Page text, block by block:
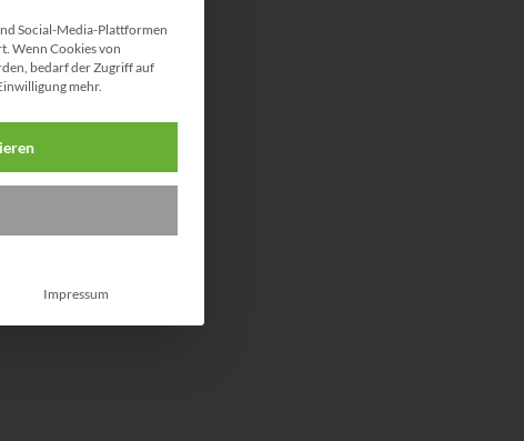
Social-Media-Plattformen
Wenn Cookies von
bedarf der Zugriff auf
mehr.
Impressum